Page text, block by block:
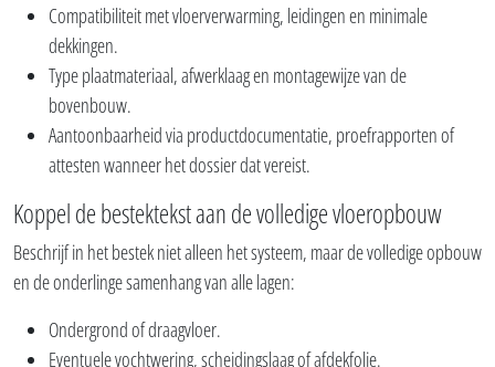
Compatibiliteit met vloerverwarming, leidingen en minimale
dekkingen.
Type plaatmateriaal, afwerklaag en montagewijze van de
bovenbouw.
Aantoonbaarheid via productdocumentatie, proefrapporten of
attesten wanneer het dossier dat vereist.
Koppel de bestektekst aan de volledige vloeropbouw
Beschrijf in het bestek niet alleen het systeem, maar de volledige opbouw
en de onderlinge samenhang van alle lagen:
Ondergrond of draagvloer.
Eventuele vochtwering, scheidingslaag of afdekfolie.